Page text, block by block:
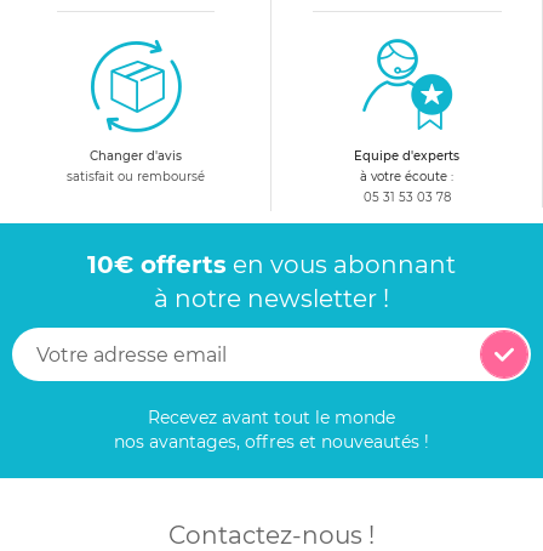
Changer d'avis
satisfait ou remboursé
Equipe d'experts
à votre écoute :
05 31 53 03 78
10€ offerts en vous abonnant
à notre newsletter !
Recevez avant tout le monde
nos avantages, offres et nouveautés !
Contactez-nous !